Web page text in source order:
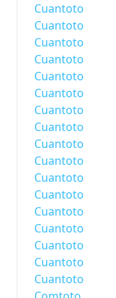
Cuantoto
Cuantoto
Cuantoto
Cuantoto
Cuantoto
Cuantoto
Cuantoto
Cuantoto
Cuantoto
Cuantoto
Cuantoto
Cuantoto
Cuantoto
Cuantoto
Cuantoto
Cuantoto
Cuantoto